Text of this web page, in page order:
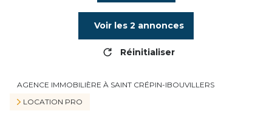
Voir les 2 annonces
Réinitialiser
AGENCE IMMOBILIÈRE À SAINT CRÉPIN-IBOUVILLERS
LOCATION PRO